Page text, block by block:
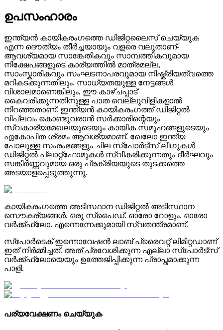
ഉപസംഹാരം
ഇന്ത്യൻ കായികരംഗത്തെ ഡിജിറ്റലൈസ് ചെയ്യുക
എന്ന ദൌത്യം തീർച്ചയായും വളരെ വലുതാണ്-
ആവശ്യമായ സാങ്കേതികവും സാമ്പത്തികവുമായ
നിക്ഷേപങ്ങളുടെ കാര്യത്തിൽ മാത്രമല്ല,
സാംസ്കാരികവും സംഘടനാപരവുമായ നിഷ്ക്രിയത്വത്തെ
മറികടക്കുന്നതിലും. സാധ്യതയുള്ള നേട്ടങ്ങൾ
വിശാലമാണെങ്കിലും, ഈ കാഴ്ചപ്പാട്
കൈവരിക്കുന്നതിനുള്ള പാത വെല്ലുവിളികളാൽ
നിറഞ്ഞതാണ്. ഇന്ത്യൻ കായികരംഗത്ത് ഡിജിറ്റൽ
വിപ്ലവം കൊണ്ടുവരാൻ സർക്കാരിന്റെയും
സ്വകാര്യമേഖലയുടെയും കായിക സമൂഹങ്ങളുടെയും
ഏകോപിത ശ്രമം ആവശ്യമാണ്. ഖേലോ ഇന്ത്യ
പോലുള്ള സംരംഭങ്ങളും ചില സ്പോർട്സ് ലീഗുകൾ
ഡിജിറ്റൽ പ്ലാറ്റ്ഫോമുകൾ സ്വീകരിക്കുന്നതും ദീർഘവും
സങ്കീർണ്ണവുമായ ഒരു പ്രക്രിയയുടെ തുടക്കത്തെ
അടയാളപ്പെടുത്തുന്നു.
കായികരംഗത്തെ അടിസ്ഥാന ഡിജിറ്റൽ അടിസ്ഥാന
സൌകര്യങ്ങൾ. ഒരു സ്പൈഡ്. ഓരോ റോളും. ഓരോ
വർക്ക്ഫ്ലോ. എന്നെന്നേക്കുമായി സ്വതന്ത്രമാണ്.
സ്പോർടെക് ഇന്നൊവേഷൻ ലാബ് പ്രൈവറ്റ് ലിമിറ്റഡാണ്
ഇത് നിർമ്മിച്ചത്. അത് പ്രവേശിക്കുന്ന എല്ലാ സ്പോർട്സ്
വർക്ക്ഫ്ലോയെയും ഉത്തേജിപ്പിക്കുന്ന പ്രാപ്തമാക്കുന്ന
പാളി.
പര്യവേക്ഷണം ചെയ്യുക